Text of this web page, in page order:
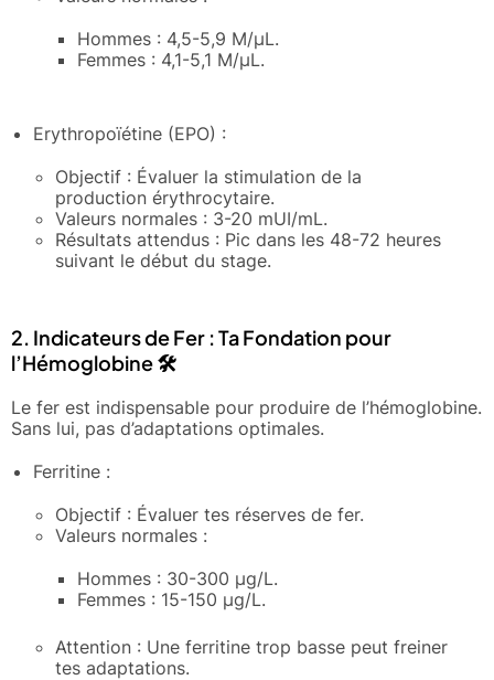
Hommes : 4,5-5,9 M/μL.
Femmes : 4,1-5,1 M/μL.
Erythropoïétine (EPO) :
Objectif : Évaluer la stimulation de la
production érythrocytaire.
Valeurs normales : 3-20 mUI/mL.
Résultats attendus : Pic dans les 48-72 heures
suivant le début du stage.
2. Indicateurs de Fer : Ta Fondation pour
l’Hémoglobine 🛠️
Le fer est indispensable pour produire de l’hémoglobine.
Sans lui, pas d’adaptations optimales.
Ferritine :
Objectif : Évaluer tes réserves de fer.
Valeurs normales :
Hommes : 30-300 μg/L.
Femmes : 15-150 μg/L.
Attention : Une ferritine trop basse peut freiner
tes adaptations.